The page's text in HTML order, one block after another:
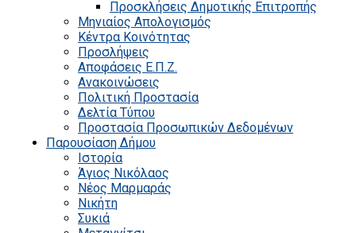
Προσκλήσεις Δημοτικής Επιτροπής
Μηνιαίος Απολογισμός
Κέντρα Κοινότητας
Προσλήψεις
Αποφάσεις Ε.Π.Ζ.
Ανακοινώσεις
Πολιτική Προστασία
Δελτία Τύπου
Προστασία Προσωπικών Δεδομένων
Παρουσίαση Δήμου
Ιστορία
Άγιος Νικόλαος
Νέος Μαρμαράς
Νικήτη
Συκιά